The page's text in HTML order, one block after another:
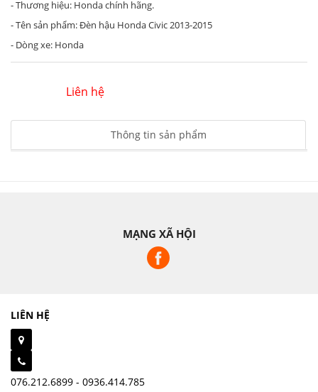
- Thương hiệu: Honda chính hãng.
- Tên sản phẩm: Đèn hậu Honda Civic 2013-2015
- Dòng xe: Honda
Liên hệ
Thông tin sản phẩm
MẠNG XÃ HỘI
LIÊN HỆ
076.212.6899 - 0936.414.785